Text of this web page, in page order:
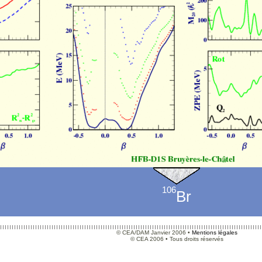
106Br
© CEA/DAM Janvier 2006 • Mentions légales
© CEA 2006 • Tous droits réservés